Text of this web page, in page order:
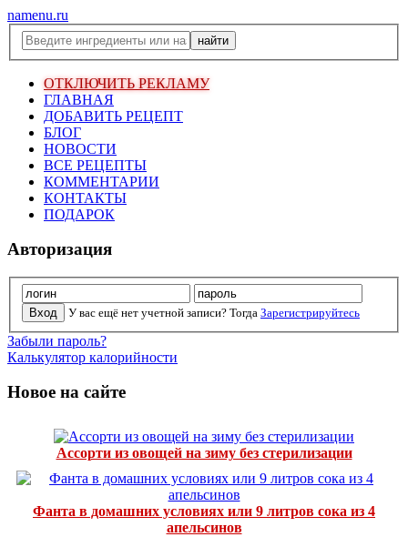
namenu.ru
ОТКЛЮЧИТЬ РЕКЛАМУ
ГЛАВНАЯ
ДОБАВИТЬ РЕЦЕПТ
БЛОГ
НОВОСТИ
ВСЕ РЕЦЕПТЫ
КОММЕНТАРИИ
КОНТАКТЫ
ПОДАРОК
Авторизация
У вас ещё нет учетной записи? Тогда Зарегистрируйтесь
Забыли пароль?
Калькулятор калорийности
Новое на сайте
Ассорти из овощей на зиму без стерилизации
Фанта в домашних условиях или 9 литров сока из 4
апельсинов